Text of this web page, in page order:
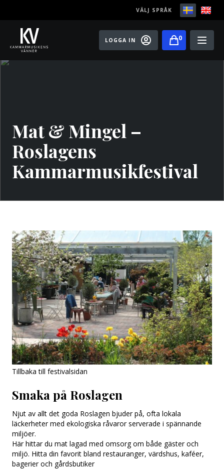
VÄLJ SPRÅK
Konserter
Master classes
Om oss
LOGGA IN 0
Mat & Mingel –
Roslagens
Kammarmusikfestival
Tillbaka till festivalsidan
Smaka på Roslagen
Njut av allt det goda Roslagen bjuder på, ofta lokala
läckerheter med ekologiska råvaror serverade i spännande
miljöer.
Här hittar du mat lagad med omsorg om både gäster och
miljö. Hitta din favorit bland restauranger, värdshus, kaféer,
bagerier och gårdsbutiker